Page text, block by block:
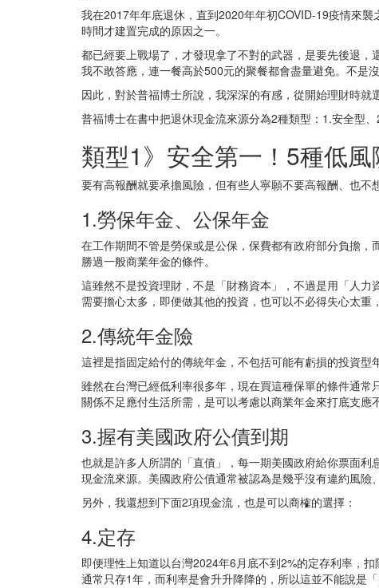
我在2017年年底退休，直到2020年年初COVID-19疫情來
時間才建置完成的原因之一。
都已經要上戰場了，才發現拿了不對的武器，是要先後退
我不敢答應，連一餐高於500元的聚餐都會盡量避免。不是
因此，對於普福博士所說，我深深的有感，從開始理財時就
普福博士在書中把退休現金流來源分為2種類型：1.安全型
類型1》安全第一！5種低
要有高報酬就要承擔風險，但有些人寧願不要高報酬、也
1.勞保年金、公保年金
在工作期間不管是勞保或是公保，保費都有政府部分負擔
勝過一般商業年金的條件。
這雖然不是投資理財，不是「財務資本」，不過是用「人
需要擔心太多，即便做其他的投資，也可以不必得失心太重
2.傳統年金險
這裡是指固定給付的傳統年金，不包括可能有虧損的投資型
雖然在台灣已經低利率很多年，現在買這種保單的條件通
關係不足應付生活所需，是可以考慮以商業年金來打底支應
3.握有美國政府公債到期
也就是許多人所謂的「直債」，每一期美國政府給你票面
現金流來源。美國政府公債通常被認為是幾乎沒有違約風險
另外，我還想到下面2項現金流，也是可以商榷的選擇：
4.定存
即便理性上知道以台灣2024年6月底不到2%的定存利率，
通常只存1年，而利率是會升升降降的，所以這並不能說是「